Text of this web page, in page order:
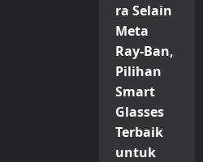
ra Selain
Meta
Ray-Ban,
Pilihan
Smart
Glasses
Terbaik
untuk